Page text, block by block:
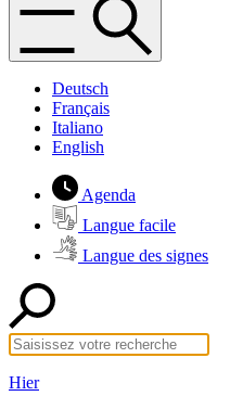
Deutsch
Français
Italiano
English
Agenda
Langue facile
Langue des signes
Hier